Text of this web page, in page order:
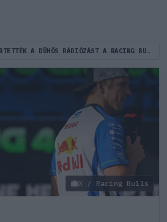
FÉLREÉRTETTÉK A DÜHÖS RÁDIÓZÁST A RACING BULLSNÁL
X / Racing Bulls